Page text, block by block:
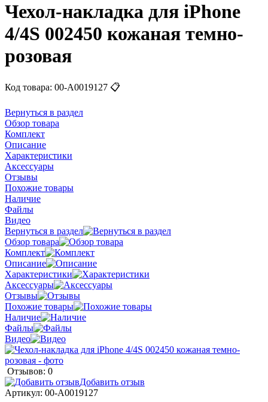
Чехол-накладка для iPhone
4/4S 002450 кожаная темно-
розовая
Код товара: 00-А0019127 📋
Вернуться в раздел
Обзор товара
Комплект
Описание
Характеристики
Аксессуары
Отзывы
Похожие товары
Наличие
Файлы
Видео
Вернуться в раздел
Обзор товара
Комплект
Описание
Характеристики
Аксессуары
Отзывы
Похожие товары
Наличие
Файлы
Видео
Отзывов: 0
Добавить отзыв
Артикул: 00-А0019127